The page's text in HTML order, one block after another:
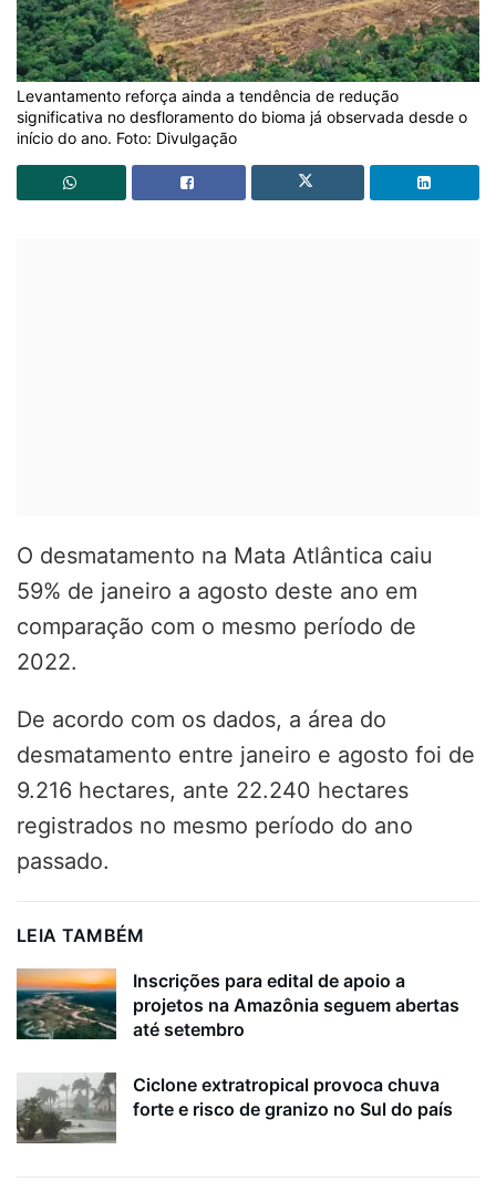
Levantamento reforça ainda a tendência de redução
significativa no desfloramento do bioma já observada desde o
início do ano. Foto: Divulgação
O desmatamento na Mata Atlântica caiu
59% de janeiro a agosto deste ano em
comparação com o mesmo período de
2022.
De acordo com os dados, a área do
desmatamento entre janeiro e agosto foi de
9.216 hectares, ante 22.240 hectares
registrados no mesmo período do ano
passado.
LEIA TAMBÉM
Inscrições para edital de apoio a
projetos na Amazônia seguem abertas
até setembro
Ciclone extratropical provoca chuva
forte e risco de granizo no Sul do país